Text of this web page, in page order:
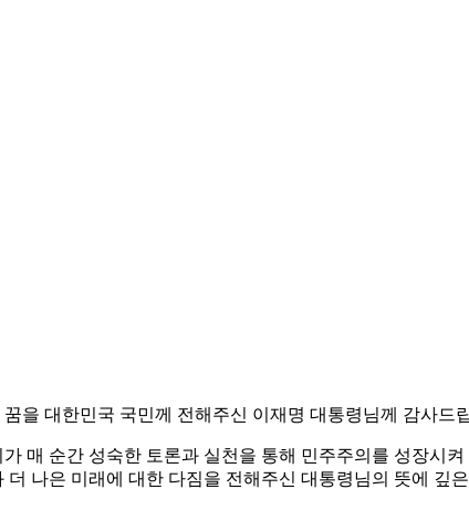
을 대한민국 국민께 전해주신 이재명 대통령님께 감사드
매 순간 성숙한 토론과 실천을 통해 민주주의를 성장시
나은 미래에 대한 다짐을 전해주신 대통령님의 뜻에 깊